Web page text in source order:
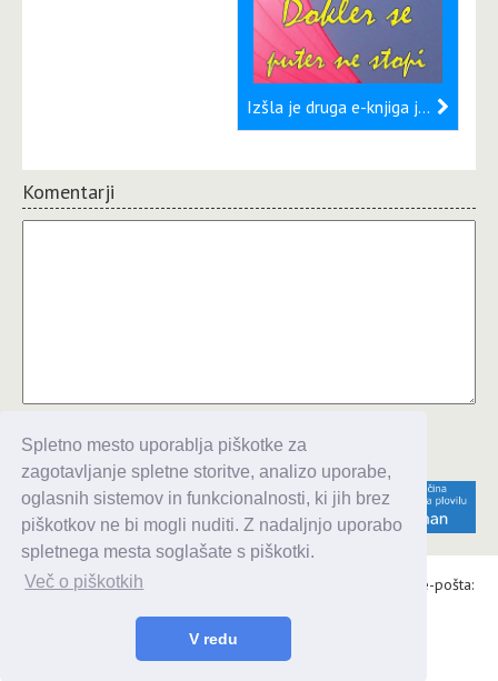
Spletno mesto uporablja piškotke za
zagotavljanje spletne storitve, analizo uporabe,
oglasnih sistemov in funkcionalnosti, ki jih brez
piškotkov ne bi mogli nuditi. Z nadaljnjo uporabo
spletnega mesta soglašate s piškotki.
Več o piškotkih
V redu
Izšla je druga e-knjiga jadralca Marjana Golobiča,Dokler se puter ne stopi
Komentarji
Komentiraj
Alaris d.o.o., Topniška 14, Ljubljana, Tel.: 031 303 086, e-pošta:
© 2026 enavtika